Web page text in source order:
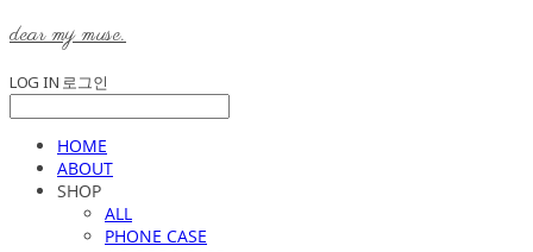
dear my muse.
LOG IN 로그인
HOME
ABOUT
SHOP
ALL
PHONE CASE